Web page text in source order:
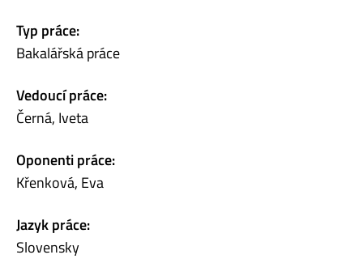
Typ práce:
Bakalářská práce
Vedoucí práce:
Černá, Iveta
Oponenti práce:
Křenková, Eva
Jazyk práce:
Slovensky